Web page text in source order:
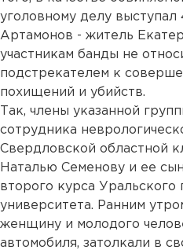
уголовному делу
Артамонов - житель
участникам банды не
подстрекателем к
похищений и убийств.
Так, члены указанной
сотрудника
Свердловской областной
Наталью Семенову и ее
второго курса Уральского
университета. Ранним
женщину и молодого
автомобиля, затолкали в